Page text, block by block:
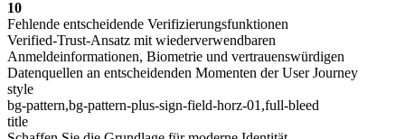
10
Fehlende entscheidende Verifizierungsfunktionen
Verified-Trust-Ansatz mit wiederverwendbaren
Anmeldeinformationen, Biometrie und vertrauenswürdigen
Datenquellen an entscheidenden Momenten der User Journey
style
bg-pattern,bg-pattern-plus-sign-field-horz-01,full-bleed
title